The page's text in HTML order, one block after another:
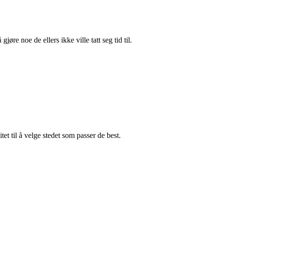
noe de ellers ikke ville tatt seg tid til.
til å velge stedet som passer de best.